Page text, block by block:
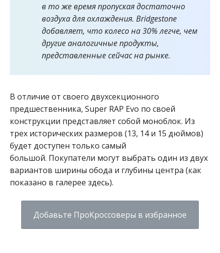
в то же время пропуская достаточно
воздуха для охлаждения. Bridgestone
добавляет, что колесо на 30% легче, чем
другие аналогичные продукты,
представленные сейчас на рынке.
В отличие от своего двухсекционного
предшественника, Super RAP Evo по своей
конструкции представляет собой моноблок. Из
трех исторических размеров (13, 14 и 15 дюймов)
будет доступен только самый
большой. Покупатели могут выбрать один из двух
вариантов ширины обода и глубины центра (как
показано в галерее здесь).
Добавьте ПроКроссоверы в избранное